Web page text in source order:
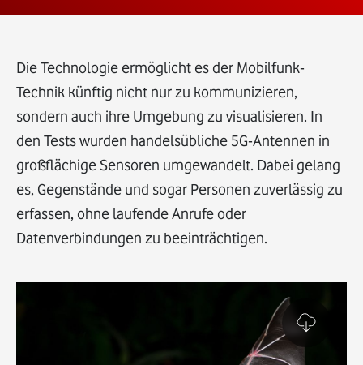
Die Technologie ermöglicht es der Mobilfunk-
Technik künftig nicht nur zu kommunizieren,
sondern auch ihre Umgebung zu visualisieren. In
den Tests wurden handelsübliche 5G-Antennen in
großflächige Sensoren umgewandelt. Dabei gelang
es, Gegenstände und sogar Personen zuverlässig zu
erfassen, ohne laufende Anrufe oder
Datenverbindungen zu beeinträchtigen.